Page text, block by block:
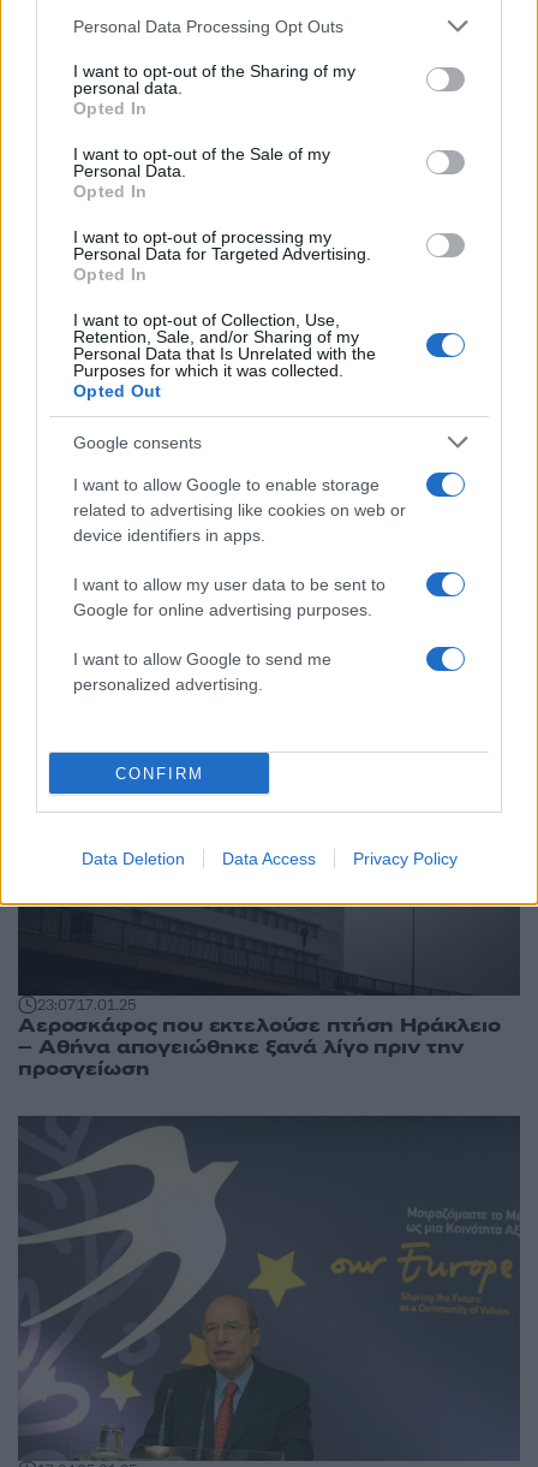
Please note that this website/app uses one or more Google
not limited to your visit or usage behaviour. You may click to
grant or deny consent to Google and its third-party tags to
use your data for below specified purposes in below Google
consent section.
Personal Data Processing Opt Outs
I want to opt-out of the Sharing of my
personal data.
Opted In
I want to opt-out of the Sale of my
Personal Data.
Opted In
I want to opt-out of processing my
Personal Data for Targeted Advertising.
Opted In
I want to opt-out of Collection, Use,
Retention, Sale, and/or Sharing of my
Personal Data that Is Unrelated with the
Purposes for which it was collected.
Opted Out
Google consents
I want to allow Google to enable storage
related to advertising like cookies on web or
device identifiers in apps.
I want to allow my user data to be sent to
Google for online advertising purposes.
I want to allow Google to send me
personalized advertising.
CONFIRM
Data Deletion Data Access Privacy Policy
ΑΑΔΕ: Επιβάτης πιάστηκε με 17 κιλά κοκαΐνης
στο αεροδρόμιο «Ελευθέριος Βενιζέλος»
Ελευθέριος Βενιζέλος: Η μεγάλη «πράσινη»
επένδυση που το κάνει ενεργειακά αυτόνομο
23:0717.01.25
Αεροσκάφος που εκτελούσε πτήση Ηράκλειο
– Αθήνα απογειώθηκε ξανά λίγο πριν την
προσγείωση